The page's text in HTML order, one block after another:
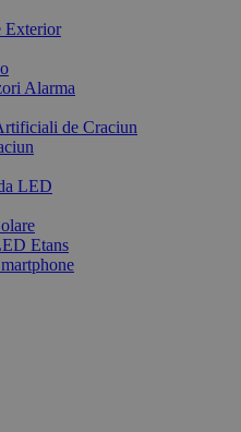
Exterior
Alarma
de Craciun
LED
Etans